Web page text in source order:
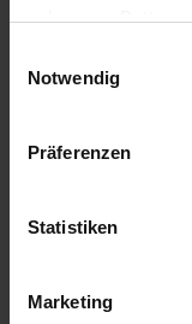
zulassen»-Buttons
zu. Sie können
Sie auf «Cookie-
klicken. Ihre
gemeldet und
unserer
Notwendig
Präferenzen
Statistiken
Marketing
Spannungswähler,